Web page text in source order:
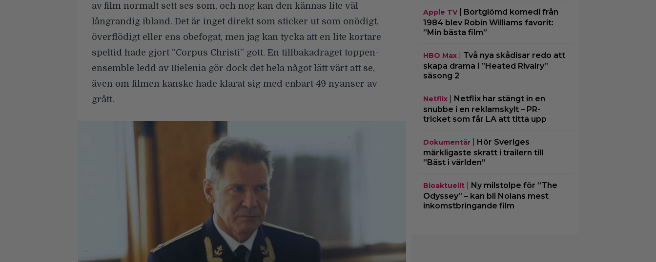
av film normalt sett ses som, och nog kan den kännas lite väl
långrandig ibland. Det är inget direkt som sticker ut som onödigt,
överflödigt eller ens obefogat, men jag kan tycka att en lite kortare
speltid hade gjort ”Corpus Christi” gott. En tillbakadraget toppen-
ensemble ledd av Bielenia gör dock det hela något lätt värt att se,
även om filmen kanske hade klarat sig med enbart 49 nyanser av
grått.
Apple TV| Bortglömd komedi från
1984 blev Robin Williams favorit:
”Min bästa film”
HBO Max| Två nya skådisar redo att
skapa drama i ”Heated Rivalry”
säsong 2
Netflix| Netflix har stängt in en
snubbe i en reklamskylt – PR-
tricket som får LA att titta upp
Dokumentär| Hör Sveriges
märkligaste skratt i trailern till
”Bäst i världen”
Bioaktuellt
Ny milstolpe för ”The
Odyssey” – kan bli Nolans mest
inkomstbringande film